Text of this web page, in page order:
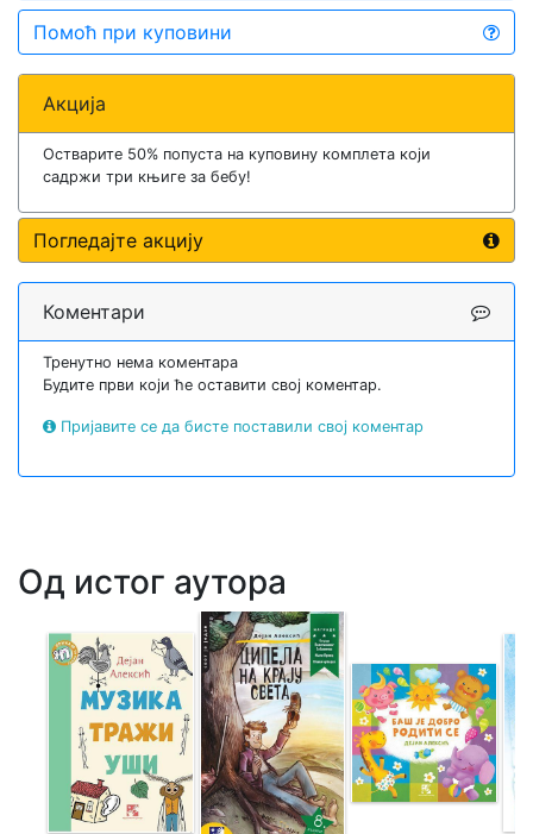
Помоћ при куповини
Акција
Остварите 50% попуста на куповину комплета који
садржи три књиге за бебу!
Погледајте акцију
Коментари
Тренутно нема коментара
Будите први који ће оставити свој коментар.
Пријавите се да бисте поставили свој коментар
Од истог аутора